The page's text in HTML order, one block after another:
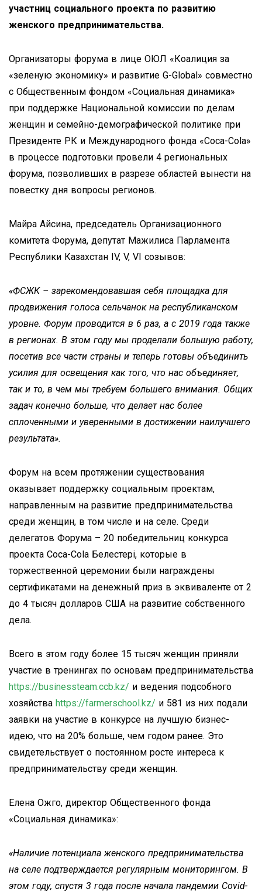
участниц социального проекта по развитию
женского предпринимательства.
Организаторы форума в лице ОЮЛ «Коалиция за
«зеленую экономику» и развитие G-Global» совместно
с Общественным фондом «Социальная динамика»
при поддержке Национальной комиссии по делам
женщин и семейно-демографической политике при
Президенте РК и Международного фонда «Coca-Cola»
в процессе подготовки провели 4 региональных
форума, позволивших в разрезе областей вынести на
повестку дня вопросы регионов.
Майра Айсина, председатель Организационного
комитета Форума, депутат Мажилиса Парламента
Республики Казахстан ІV, V, VI созывов:
«ФСЖК – зарекомендовавшая себя площадка для
продвижения голоса сельчанок на республиканском
уровне. Форум проводится в 6 раз, а с 2019 года также
в регионах. В этом году мы проделали большую работу,
посетив все части страны и теперь готовы объединить
усилия для освещения как того, что нас объединяет,
так и то, в чем мы требуем большего внимания. Общих
задач конечно больше, что делает нас более
сплоченными и уверенными в достижении наилучшего
результата».
Форум на всем протяжении существования
оказывает поддержку социальным проектам,
направленным на развитие предпринимательства
среди женщин, в том числе и на селе. Среди
делегатов Форума – 20 победительниц конкурса
проекта Coca-Cola Белестерi, которые в
торжественной церемонии были награждены
сертификатами на денежный приз в эквиваленте от 2
до 4 тысяч долларов США на развитие собственного
дела.
Всего в этом году более 15 тысяч женщин приняли
участие в тренингах по основам предпринимательства
https://businessteam.ccb.kz/ и ведения подсобного
хозяйства https://farmerschool.kz/ и 581 из них подали
заявки на участие в конкурсе на лучшую бизнес-
идею, что на 20% больше, чем годом ранее. Это
свидетельствует о постоянном росте интереса к
предпринимательству среди женщин.
Елена Ожго, директор Общественного фонда
«Социальная динамика»:
«Наличие потенциала женского предпринимательства
на селе подтверждается регулярным мониторингом. В
этом году, спустя 3 года после начала пандемии Covid-